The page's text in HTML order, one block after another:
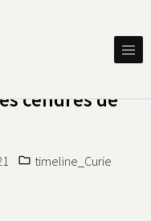
cendres de
timeline_Curie